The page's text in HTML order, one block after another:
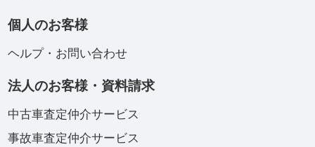
個人のお客様
ヘルプ・お問い合わせ
法人のお客様・資料請求
中古車査定仲介サービス
事故車査定仲介サービス